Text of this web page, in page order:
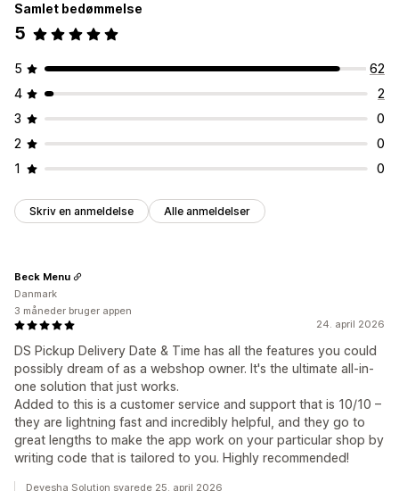
Samlet bedømmelse
5
5
62
4
2
3
0
2
0
1
0
Skriv en anmeldelse Alle anmeldelser
24. april 2026
DS Pickup Delivery Date & Time has all the features you could
possibly dream of as a webshop owner. It's the ultimate all-in-
one solution that just works.
Added to this is a customer service and support that is 10/10 –
they are lightning fast and incredibly helpful, and they go to
great lengths to make the app work on your particular shop by
writing code that is tailored to you. Highly recommended!
Beck Menu
Danmark
3 måneder bruger appen
Devesha Solution svarede 25. april 2026